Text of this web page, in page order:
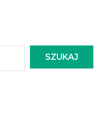
SZUKAJ